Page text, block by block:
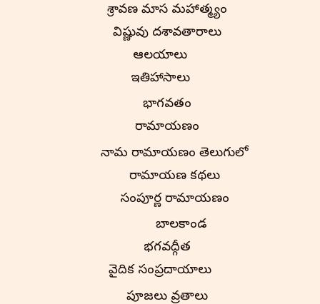
శ్రావణ మాస మహాత్మ్యం
విష్ణువు దశావతారాలు
ఆలయాలు
ఇతిహాసాలు
భాగవతం
రామాయణం
నామ రామాయణం తెలుగులో
రామాయణ కథలు
సంపూర్ణ రామాయణం
బాలకాండ
భగవద్గీత
వైదిక సంప్రదాయాలు
పూజలు వ్రతాలు